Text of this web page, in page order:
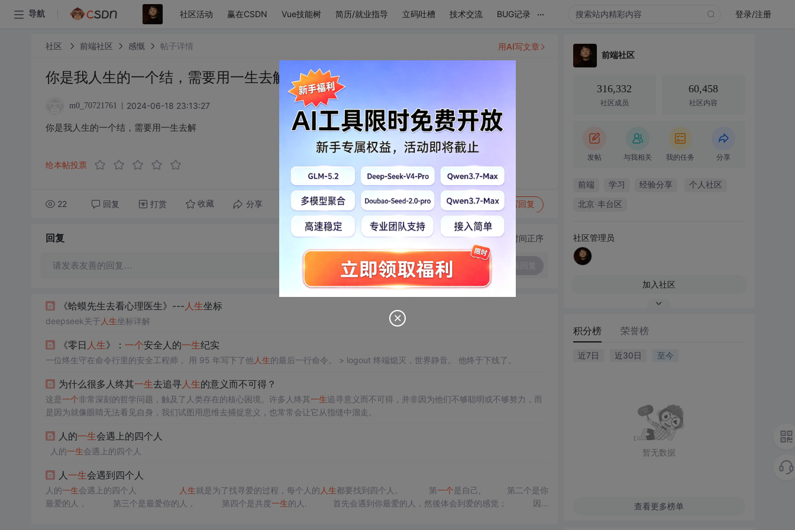
导航 社区活动 赢在CSDN Vue技能树 简历/就业指导 立码吐槽 技术交流 BUG记录 ... 登录/注册
社区 前端社区 感慨 帖子详情
你是我人生的一个结，需要用一生去解
m0_70721761 2024-06-18 23:13:27
你是我人生的一个结，需要用一生去解
给本帖投票
22 回复 打赏 收藏 分享 转发到动态 举报 写回复
用AI写文章
回复 切换为时间正序
请发表友善的回复…
《蛤蟆先生去看心理医生》--- 人生坐标
deepseek关于 人生坐标详解
《零日 人生》： 一个安全人的一生纪实
一位终生守在命令行里的安全工程师， 用 95 年写下了他人生 的最后一行命令。 > logout 终端熄灭，世界静音。 他终于下线了。
为什么很多人终其一生去追寻人生的意义而不可得？
这是一个非常深刻的哲学问题，触及了人类存在的核心困境。许多人终其一生追寻意义而不可得，并非因为他们不够聪明或不够努力，而
是因为就像眼睛无法看见自身，我们试图用思维去捕捉意义，也常常会让它从指缝中溜走。
人的一生会遇上的四个人
人的一生会遇上的四个人
人 一生会遇到四个人
人的一生会遇上的四个人 人生就是为了找寻爱的过程，每个人的 人生都要找到四个人。 第一个是自己, 第二个是你
最爱的人， 第三个是最爱你的人， 第四个是共度一生的人. 首先会遇到你最爱的人，然後体会到爱的感觉； 因
前端社区
316,332
社区成员
60,458
社区内容
发帖 与我相关 我的任务 分享
前端 学习 经验分享 个人社区
北京·丰台区
社区管理员
加入社区
积分榜 荣誉榜
近7日 近30日 至今
暂无数据
查看更多榜单